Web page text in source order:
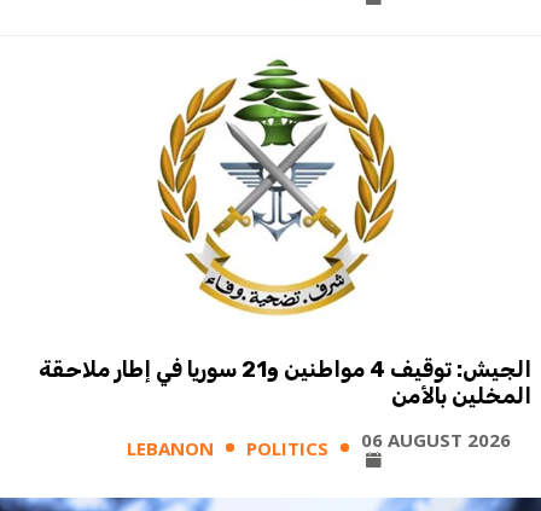
الجيش: توقيف 4 مواطنين و21 سوريا في إطار ملاحقة
المخلين بالأمن
LEBANON POLITICS 06 AUGUST 2026